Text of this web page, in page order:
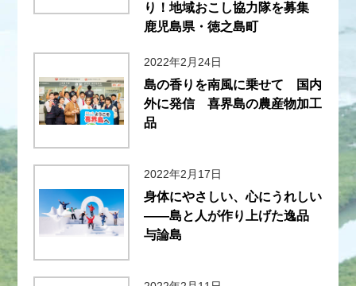
り！地域おこし協力隊を募集
鹿児島県・徳之島町
2022年2月24日
島の香りを南風に乗せて 国内
外に発信 喜界島の農産物加工
品
2022年2月17日
身体にやさしい、心にうれしい
――島と人が作り上げた逸品
与論島